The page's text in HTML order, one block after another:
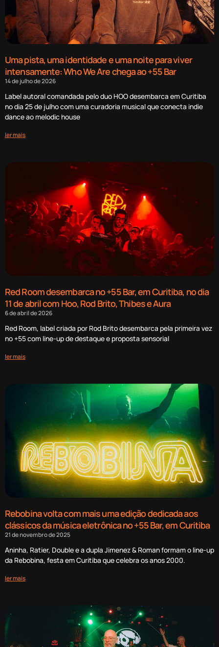
Uma pista, uma identidade e uma noite para viver
intensamente: Who We Are chega ao +55 Bar
14 de julho de 2026
Label autoral comandada pelo duo HOO desembarca em Curitiba
no dia 25 de julho com uma curadoria musical que conecta indie
dance ao melodic house
ler mais
Red Room desembarca no +55 Bar, em Curitiba, no dia
11 de abril com Hoo, Rod Brito, Thibes e Aura
6 de abril de 2026
Red Room, label criada por Rod Brito desembarca pela primeira vez
no +55 com line-up de destaque e proposta sensorial
ler mais
Rebobina volta com mais uma edição dedicada aos
clássicos da música eletrônica no +55 Bar, em Curitiba
21 de novembro de 2025
Aninha, Ratier, Double e a dupla Jimenez & Roman formam o line-up
da Rebobina, festa em Curitiba que celebra os anos 2000.
ler mais